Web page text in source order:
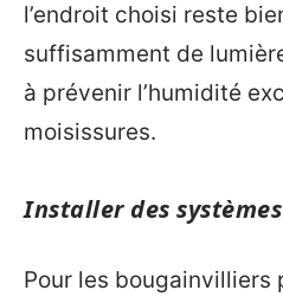
l’endroit choisi reste
suffisamment de
à prévenir l’humidité
moisissures.
Installer des
Pour les bougainvilliers